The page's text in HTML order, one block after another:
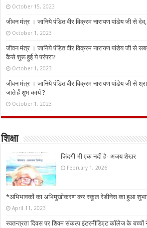
October 15, 2023
जीवन मंत्र । जानिये पंडित वीर विक्रम नारायण पांडेय जी से
October 1, 2023
जीवन मंत्र । जानिये पंडित वीर विक्रम नारायण पांडेय जी से
कैसे शुरू हुई ये परंपरा?
October 1, 2023
जीवन मंत्र । जानिये पंडित वीर विक्रम नारायण पांडेय जी से
जाते हैं शुभ कार्य ?
October 1, 2023
शिक्षा
ज़िंदगी भी एक नदी है- अजय शेखर
February 1, 2026
*अभिभावकों का अभिमुखीकरण कर स्कूल रेडीनेस का हुआ
April 11, 2023
स्वतन्त्रता दिवस पर शिवम संकल्प इंटरमीडिएट कॉलेज के बच्चों